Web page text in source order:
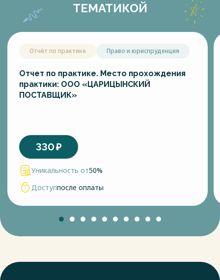
ТЕМАТИКОЙ
Отчёт по практике Право и юриспруденция
Отчет по практике. Место прохождения
практики: ООО «ЦАРИЦЫНСКИЙ
ПОСТАВЩИК»
330₽
Уникальность от50%
Доступпосле оплаты